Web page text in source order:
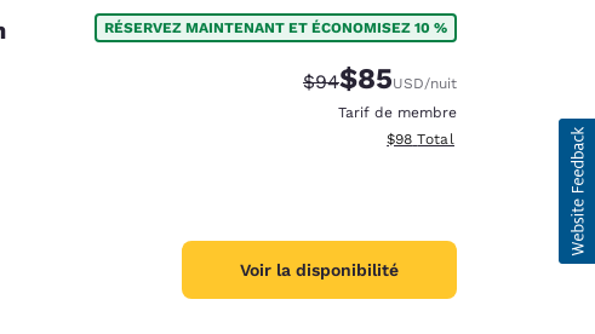
RÉSERVEZ MAINTENANT ET ÉCONOMISEZ 10 %
Tarif barré :
$94Tarif réduit :
$85USD/nuit
Tarif de membre
Afficher les détails totaux
$98 Total
Voir la disponibilité